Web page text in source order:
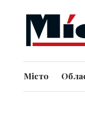
Місто